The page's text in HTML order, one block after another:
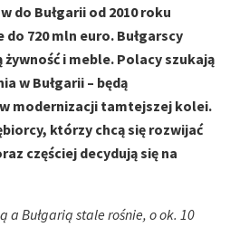
do Bułgarii od 2010 roku
720 mln euro. Bułgarscy
i meble. Polacy szukają
w Bułgarii – będą
modernizacji tamtejszej kolei.
którzy chcą się rozwijać
częściej decydują się na
a Bułgarią stale rośnie, o ok. 10